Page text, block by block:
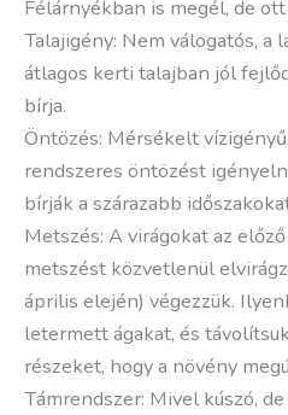
Félárnyékban is megél, de
Talajigény: Nem válogatós, a
átlagos kerti talajban jól
bírja.
Öntözés: Mérsékelt
rendszeres öntözést
bírják a szárazabb
Metszés: A virágokat az
metszést közvetlenül
április elején) végezzük.
letermett ágakat, és
részeket, hogy a növény
Támrendszer: Mivel kúszó,